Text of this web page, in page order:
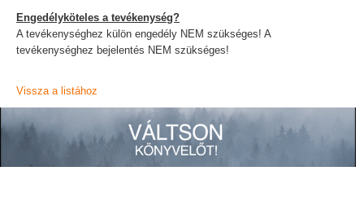
Engedélyköteles a tevékenység?
A tevékenységhez külön engedély NEM szükséges! A
tevékenységhez bejelentés NEM szükséges!
Vissza a listához